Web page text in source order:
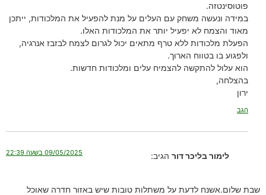
פוטוסינטזה.
במידה ונעשה משחק עם העלים על מנת להפעיל את המלכודות, ייתכן
מאוד והצמח לא יפעיל יותר את המלכודות האלו.
הפעלת מלכודות ללא טרף מתאים יכול לגרום לצמח לבזבז אנרגיה,
ולפגוע בו בטווח הארוך.
הוא עלול להתקשה להצמיח עלים ומלכודות חדשות.
בהצלחה,
ירון
הגב
לימור בליכר דור הגיב: 09/05/2025 בשעה 22:39
שבת שלום.אשנח לדעת על משתלות טובות שיש באזור חדרה שאוכל